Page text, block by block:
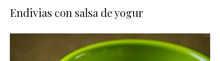
Endivias con salsa de yogur